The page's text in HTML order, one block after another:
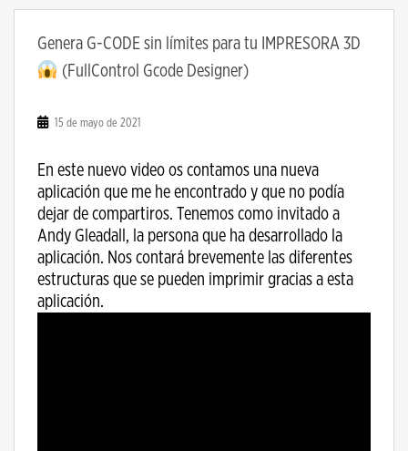
Genera G-CODE sin límites para tu IMPRESORA 3D
(FullControl Gcode Designer)
15 de mayo de 2021
En este nuevo video os contamos una nueva
aplicación que me he encontrado y que no podía
dejar de compartiros. Tenemos como invitado a
Andy Gleadall, la persona que ha desarrollado la
aplicación. Nos contará brevemente las diferentes
estructuras que se pueden imprimir gracias a esta
aplicación.